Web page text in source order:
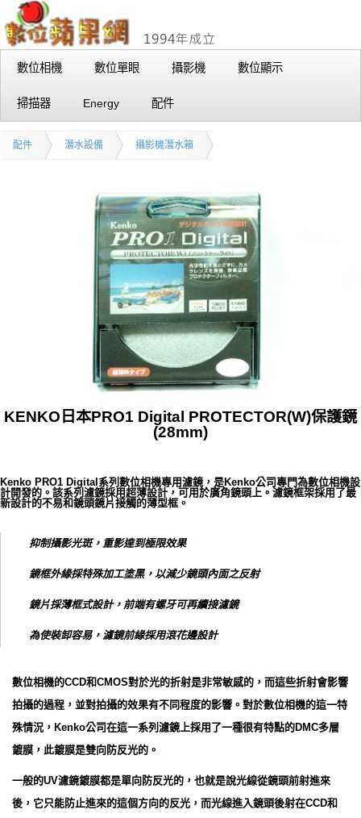
數位相機 數位單眼 攝影機 數位顯示
掃描器 Energy 配件
配件 潛水設備 攝影機潛水箱
KENKO日本PRO1 Digital PROTECTOR(W)保護鏡
(28mm)
Kenko PRO1 Digital系列數位相機專用濾鏡，是Kenko公司專門為數位相機設
計開發的。該系列濾鏡採用超薄設計，可用於廣角鏡頭上。濾鏡框架採用了最
新設計的不易和鏡頭鏡片接觸的薄型框。
抑制攝影光斑，重影達到極限效果
鏡框外緣採特殊加工塗黑，以減少鏡頭內面之反射
鏡片採薄框式設計，前端有螺牙可再續接濾鏡
為使裝卸容易，濾鏡前緣採用滾花邊設計
數位相機的CCD和CMOS對於光的折射是非常敏感的，而這些折射會影響
拍攝的過程，並對拍攝的效果有不同程度的影響。對於數位相機的這一特
殊情況，Kenko公司在這一系列濾鏡上採用了一種很有特點的DMC多層
鍍膜，此鍍膜是雙向防反光的。
一般的UV濾鏡鍍膜都是單向防反光的，也就是說光線從鏡頭前射進來
後，它只能防止進來的這個方向的反光，而光線進入鏡頭後射在CCD和